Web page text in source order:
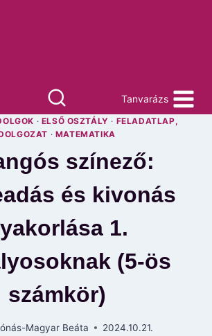
Tanvarázs
· ELSŐ OSZTÁLY · FELADATLAP,
· MATEMATIKA
színező:
és kivonás
1.
(5-ös
számkör)
Magyar Beáta 2024.10.21.